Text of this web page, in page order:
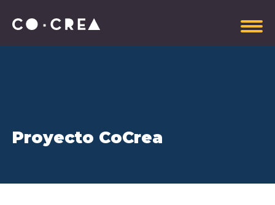
Plataforma estratégica
Proyecto CoCrea